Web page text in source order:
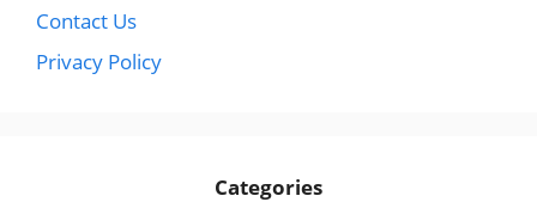
Contact Us
Privacy Policy
Categories